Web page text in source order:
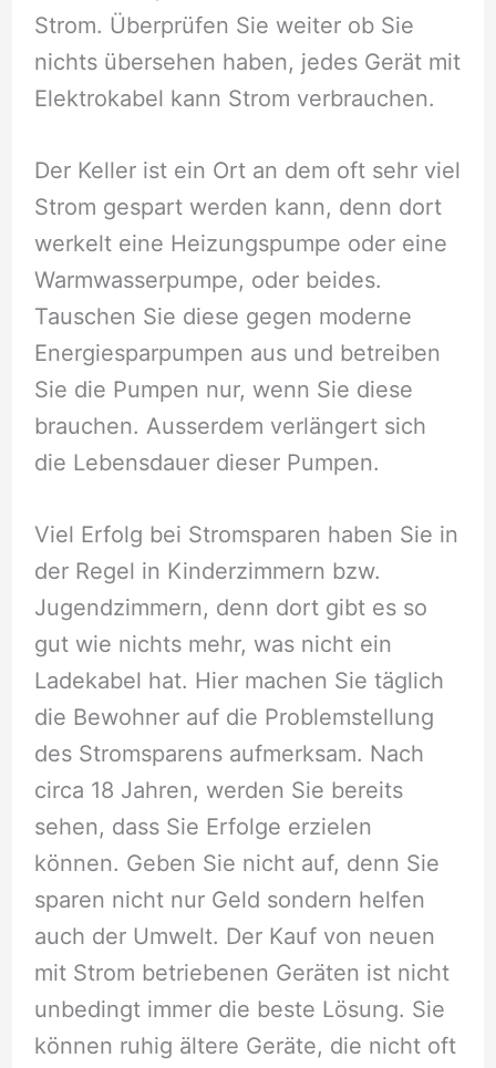
Strom. Überprüfen Sie weiter ob Sie
nichts übersehen haben, jedes Gerät mit
Elektrokabel kann Strom verbrauchen.
Der Keller ist ein Ort an dem oft sehr viel
Strom gespart werden kann, denn dort
werkelt eine Heizungspumpe oder eine
Warmwasserpumpe, oder beides.
Tauschen Sie diese gegen moderne
Energiesparpumpen aus und betreiben
Sie die Pumpen nur, wenn Sie diese
brauchen. Ausserdem verlängert sich
die Lebensdauer dieser Pumpen.
Viel Erfolg bei Stromsparen haben Sie in
der Regel in Kinderzimmern bzw.
Jugendzimmern, denn dort gibt es so
gut wie nichts mehr, was nicht ein
Ladekabel hat. Hier machen Sie täglich
die Bewohner auf die Problemstellung
des Stromsparens aufmerksam. Nach
circa 18 Jahren, werden Sie bereits
sehen, dass Sie Erfolge erzielen
können. Geben Sie nicht auf, denn Sie
sparen nicht nur Geld sondern helfen
auch der Umwelt. Der Kauf von neuen
mit Strom betriebenen Geräten ist nicht
unbedingt immer die beste Lösung. Sie
können ruhig ältere Geräte, die nicht oft